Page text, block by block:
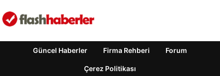
Güncel Haberler Firma Rehberi Forum
Çerez Politikası